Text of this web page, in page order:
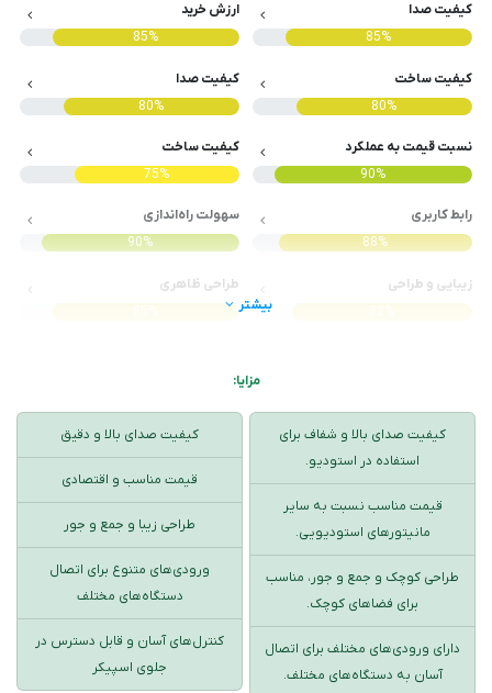
کیفیت صدا
85%
کیفیت ساخت
80%
نسبت قیمت به عملکرد
90%
رابط کاربری
88%
زیبایی و طراحی
ارزش خرید
85%
کیفیت صدا
80%
کیفیت ساخت
75%
سهولت راه‌اندازی
90%
طراحی ظاهری
بیشتر
مزایا:
کیفیت صدای بالا و شفاف برای
استفاده در استودیو.
قیمت مناسب نسبت به سایر
مانیتورهای استودیویی.
طراحی کوچک و جمع و جور، مناسب
برای فضاهای کوچک.
دارای ورودی‌های مختلف برای اتصال
آسان به دستگاه‌های مختلف.
کیفیت صدای بالا و دقیق
قیمت مناسب و اقتصادی
طراحی زیبا و جمع و جور
ورودی‌های متنوع برای اتصال
دستگاه‌های مختلف
کنترل‌های آسان و قابل دسترس در
جلوی اسپیکر